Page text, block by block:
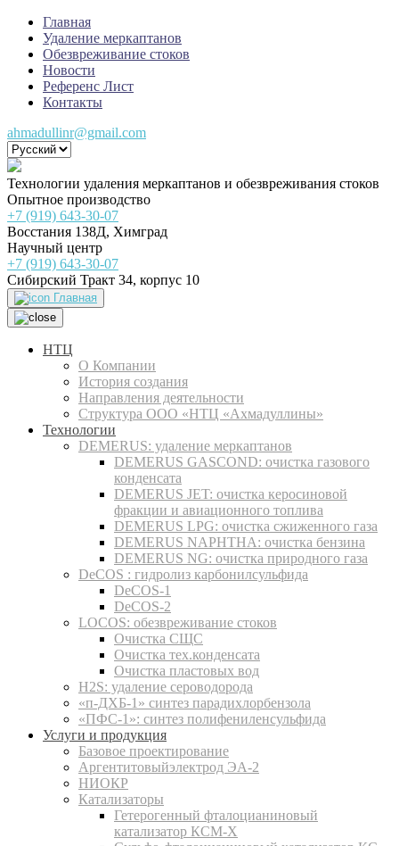
Главная
Удаление меркаптанов
Обезвреживание стоков
Новости
Референс Лист
Контакты
ahmadullinr@gmail.com
Технологии удаления меркаптанов и обезвреживания стоков
Опытное производство
+7 (919) 643-30-07
Восстания 138Д, Химград
Научный центр
+7 (919) 643-30-07
Сибирский Тракт 34, корпус 10
Главная
НТЦ
О Компании
История создания
Направления деятельности
Структура ООО «НТЦ «Ахмадуллины»
Технологии
DEMERUS: удаление меркаптанов
DEMERUS GASCOND: очистка газового
конденсата
DEMERUS JET: очистка керосиновой
фракции и авиационного топлива
DEMERUS LPG: очистка сжиженного газа
DEMERUS NAPHTHA: очистка бензина
DEMERUS NG: очистка природного газа
DeCOS : гидролиз карбонилсульфида
DeCOS-1
DeCOS-2
LOCOS: обезвреживание стоков
Очистка СЩС
Очистка тех.конденсата
Очистка пластовых вод
H2S: удаление сероводорода
«п-ДХБ-1» синтез парадихлорбензола
«ПФС-1»: синтез полифениленсульфида
Услуги и продукция
Базовое проектирование
Аргентитовыйэлектрод ЭА-2
НИОКР
Катализаторы
Гетерогенный фталоцианиновый
катализатор КСМ-Х